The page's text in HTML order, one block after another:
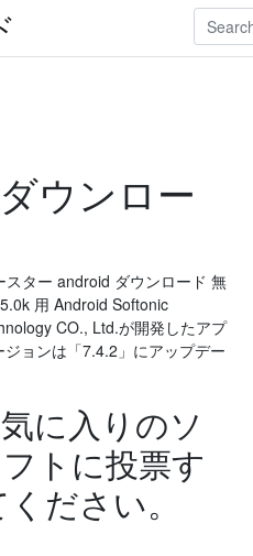
ウンロー
ター android ダウンロード 無
用 Android Softonic
CO., Ltd.が開発したアプ
ョンは「7.4.2」にアップデー
に入りのソ
トに投票す
ださい。